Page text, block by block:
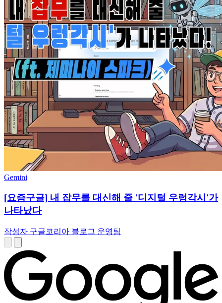
Gemini
[요즘구글] 내 잡무를 대신해 줄 '디지털 우렁각시'가
나타났다
작성자 구글코리아 블로그 운영팀